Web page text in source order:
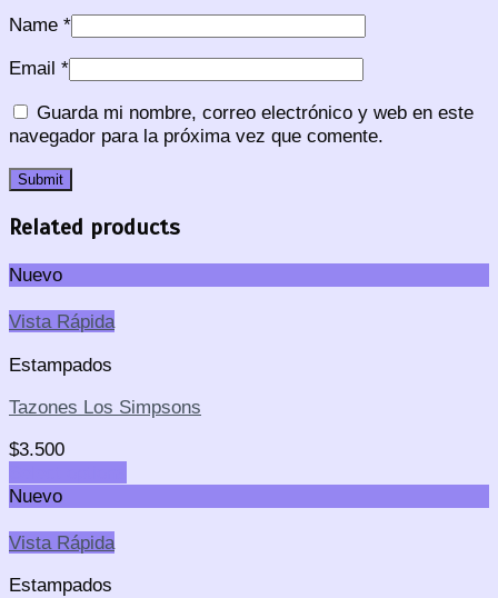
Name *
Email *
Guarda mi nombre, correo electrónico y web en este
navegador para la próxima vez que comente.
Related products
Nuevo
Vista Rápida
Estampados
Tazones Los Simpsons
$3.500
Nuevo
Vista Rápida
Estampados